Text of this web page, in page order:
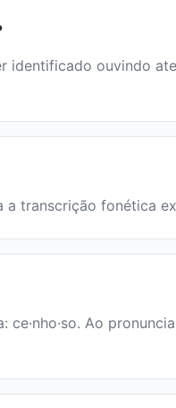
identificado ouvindo
a transcrição fonética
Ao